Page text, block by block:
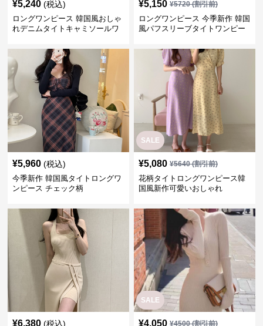
¥5,240 (税込)
ロングワンピース 韓国風おしゃ
れデニムタイトキャミソールワ
¥5,150 ¥5720(割引前)
ロングワンピース 今季新作 韓国
風パフスリーブタイトワンピー
¥5,960 (税込)
今季新作 韓国風タイトロングワ
ンピース チェック柄
SALE
¥5,080 ¥5640(割引前)
花柄タイトロングワンピース韓
国風新作可愛いおしゃれ
¥6,380 (税込)
SALE
¥4,050 ¥4500(割引前)